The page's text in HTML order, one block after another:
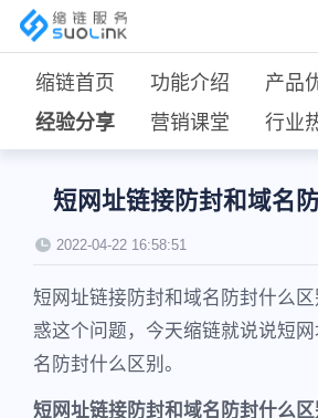
缩链首页 功能介绍 产品
经验分享
营销课堂 行业
短网址链接防封和域名
2022-04-22 16:58:51
短网址链接防封和域名防封什么
惑这个问题，今天缩链就说说短
名防封什么区别。
短网址链接防封和域名防封什么区